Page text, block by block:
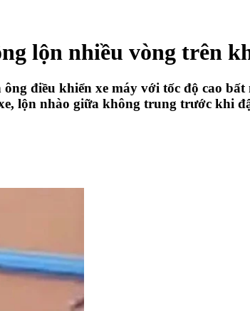
lộn nhiều vòng trên
điều khiển xe máy với tốc độ cao bất
lộn nhào giữa không trung trước khi